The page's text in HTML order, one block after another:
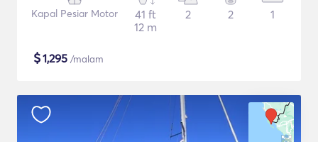
Kapal Pesiar Motor
41 ft
12 m
2 2 1
$1,295 /malam